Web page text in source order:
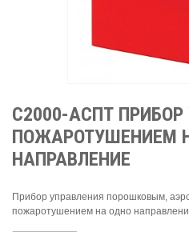
С2000-АСПТ
ПОЖАРОТУШЕНИЕМ
НАПРАВЛЕНИЕ
Прибор управления порошковым,
пожаротушением на одно